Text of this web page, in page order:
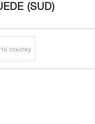
(SUD)
ссылку